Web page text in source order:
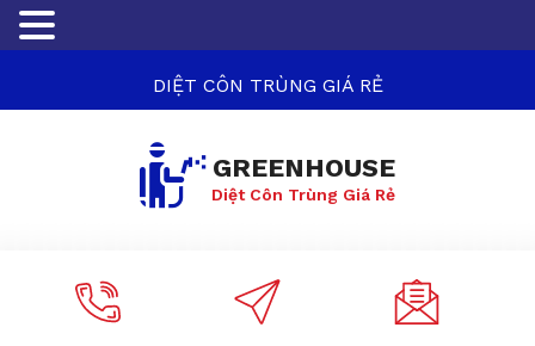
DIỆT CÔN TRÙNG GIÁ RẺ
GREENHOUSE
Diệt Côn Trùng Giá Rẻ